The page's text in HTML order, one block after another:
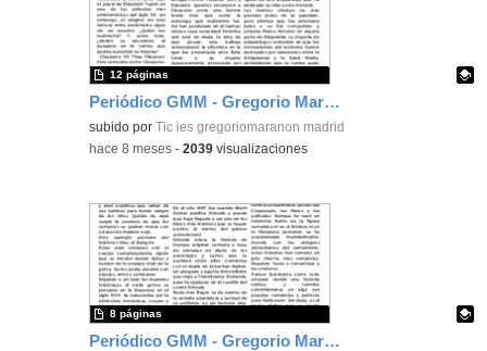
Periódico GMM - Gregorio Marañón Monthly - Noviembre
Contenido educativo.
subido porTic ies gregoriomaranon madrid
12 páginas
-hace 8 meses -2039 visualizaciones
Periódico GMM - Gregorio Marañón Monthly - Octubre
8 páginas